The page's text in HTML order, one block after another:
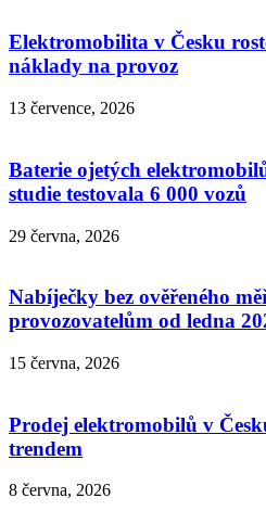
Elektromobilita v Česku
náklady na provoz
13 července, 2026
Baterie ojetých
studie testovala 6 000 vozů
29 června, 2026
Nabíječky bez ověřeného
provozovatelům od ledna
15 června, 2026
Prodej elektromobilů v
trendem
8 června, 2026